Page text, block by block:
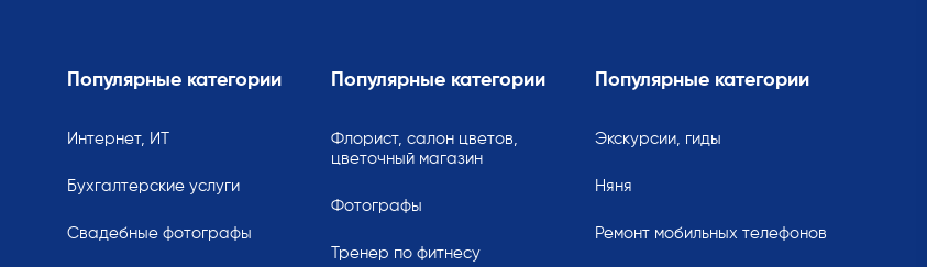
Популярные категории
Интернет, ИТ
Бухгалтерские услуги
Свадебные фотографы
Популярные категории
Флорист, салон цветов,
цветочный магазин
Фотографы
Тренер по фитнесу
Популярные категории
Экскурсии, гиды
Няня
Ремонт мобильных телефонов